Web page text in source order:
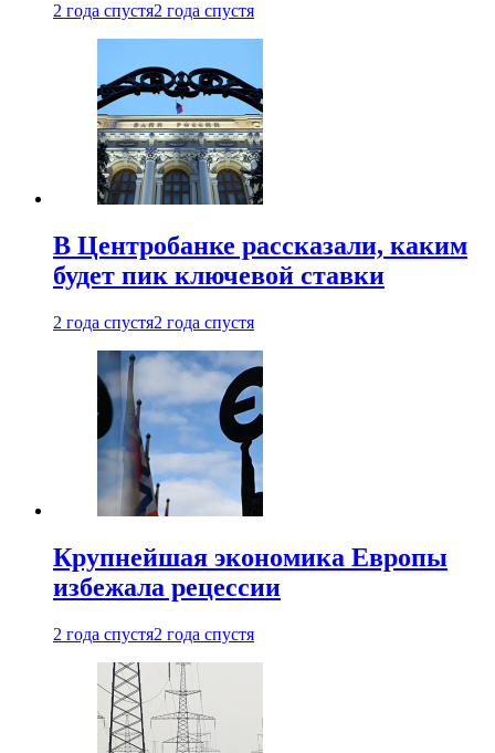
2 года спустя2 года спустя
В Центробанке рассказали, каким
будет пик ключевой ставки
2 года спустя2 года спустя
Крупнейшая экономика Европы
избежала рецессии
2 года спустя2 года спустя